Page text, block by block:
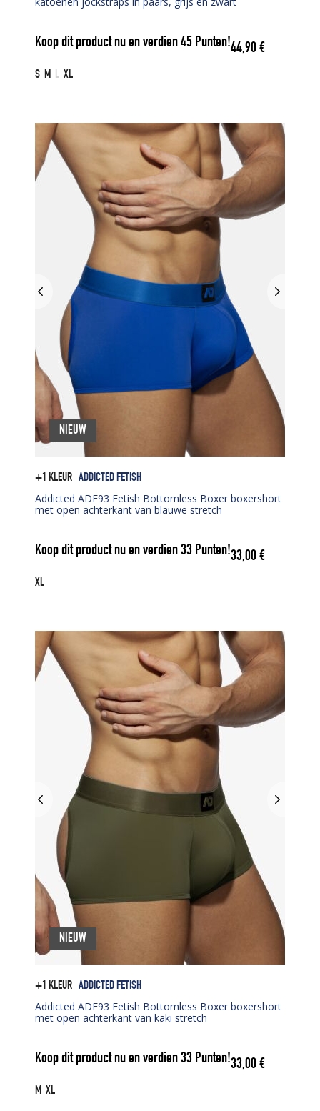
Koop dit product nu en verdien45 Punten!44,90€
S M L XL
+1 KLEUR ADDICTED FETISH
Addicted ADF93 Fetish Bottomless Boxer boxershort
met open achterkant van blauwe stretch
Koop dit product nu en verdien33 Punten!33,00€
XL
NIEUW
+1 KLEUR ADDICTED FETISH
Addicted ADF93 Fetish Bottomless Boxer boxershort
met open achterkant van kaki stretch
Koop dit product nu en verdien33 Punten!33,00€
M XL
NIEUW